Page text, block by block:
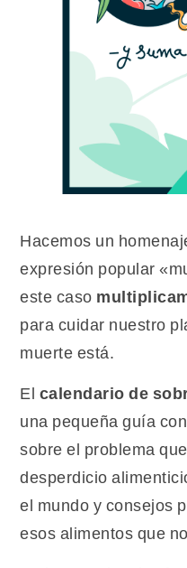
Hacemos un
expresión popular
este caso
para cuidar nuestro
muerte está.
El calendario de
una pequeña guía con
sobre el problema
desperdicio
el mundo y consejos
esos alimentos que